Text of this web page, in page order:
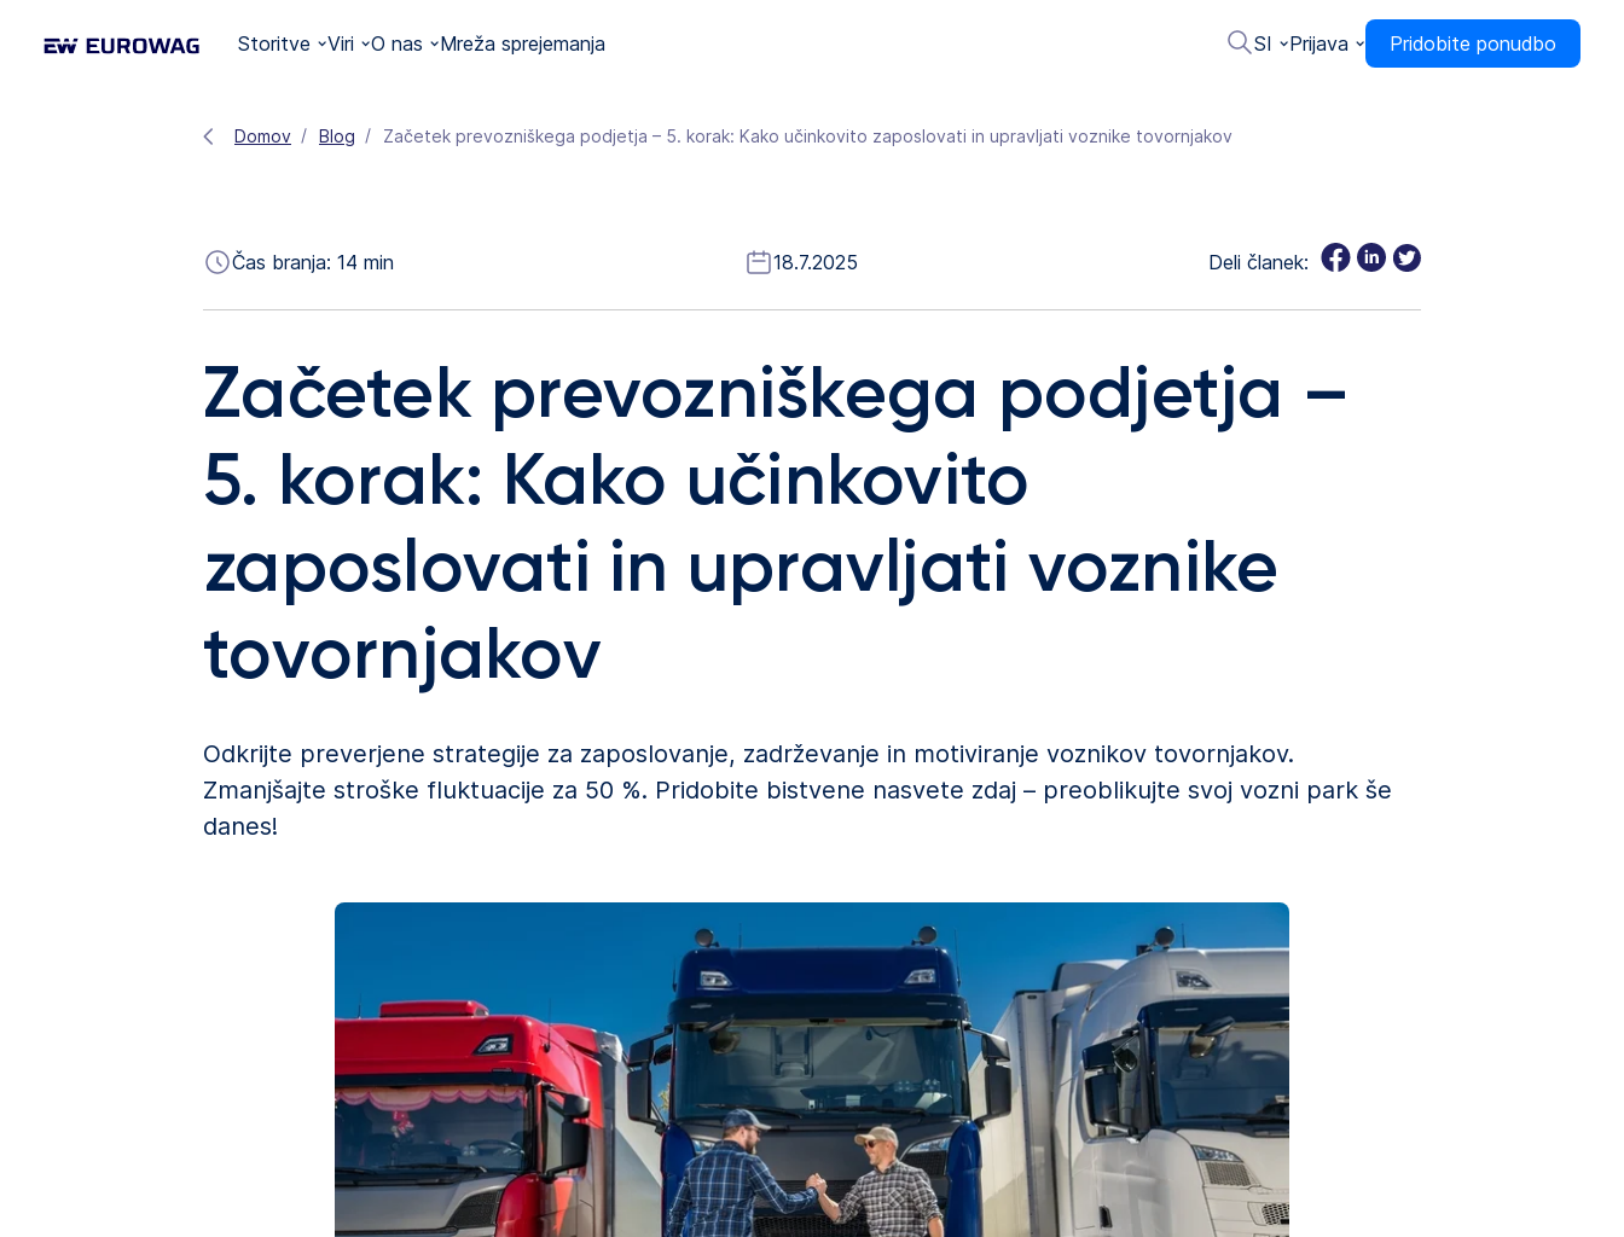
Storitve Viri O nas Mreža sprejemanja SI Prijava Pridobite ponudbo
Domov Blog Začetek prevozniškega podjetja – 5. korak: Kako učinkovito zaposlovati in upravljati voznike tovornjakov
Čas branja: 14 min 18.7.2025 Deli članek:
Začetek prevozniškega podjetja –
5. korak: Kako učinkovito
zaposlovati in upravljati voznike
tovornjakov
Odkrijte preverjene strategije za zaposlovanje, zadrževanje in motiviranje voznikov tovornjakov.
Zmanjšajte stroške fluktuacije za 50 %. Pridobite bistvene nasvete zdaj – preoblikujte svoj vozni park še
danes!